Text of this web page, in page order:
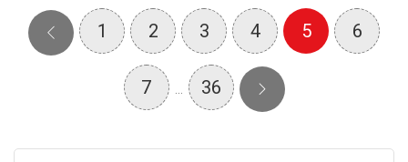
1 2 3 4 5 6
7 … 36